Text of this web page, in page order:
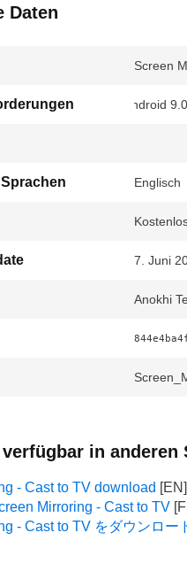
Daten
Screen
Android 9.0
Englisch
7. Juni
Anokhi
in anderen
- Cast to TV download
Mirroring - Cast to TV
- Cast to TV をダウンロー